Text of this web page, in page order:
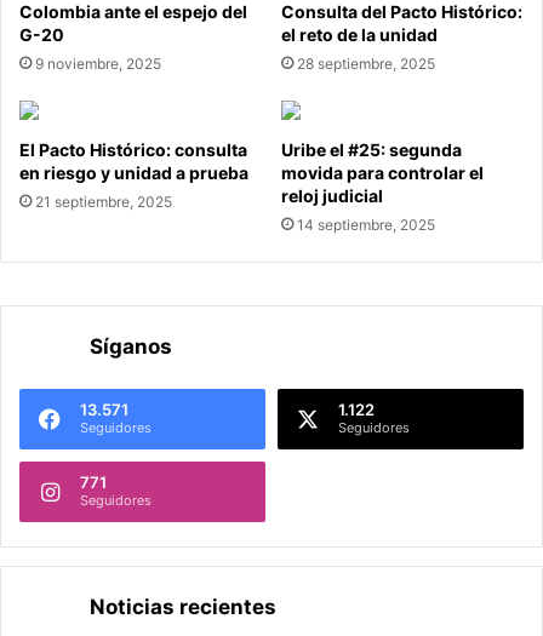
Colombia ante el espejo del
G-20
9 noviembre, 2025
Consulta del Pacto Histórico:
el reto de la unidad
28 septiembre, 2025
El Pacto Histórico: consulta
en riesgo y unidad a prueba
21 septiembre, 2025
Uribe el #25: segunda
movida para controlar el
reloj judicial
14 septiembre, 2025
Síganos
13.571
Seguidores
1.122
Seguidores
771
Seguidores
Noticias recientes